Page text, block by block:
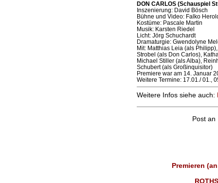
DON CARLOS (Schauspiel
Inszenierung: David Bösch
Bühne und Video: Falko
Kostüme: Pascale Martin
Musik: Karsten Riedel
Licht: Jörg Schuchardt
Dramaturgie: Gwendolyne
Mit: Matthias Leia (als
Strobel (als Don Carlos),
Michael Stiller (als Alba),
Schubert (als Großinquisitor)
Premiere war am 14. Januar
Weitere Termine: 17.01./ 01.,
Weitere Infos siehe auch:
Post an
Premieren